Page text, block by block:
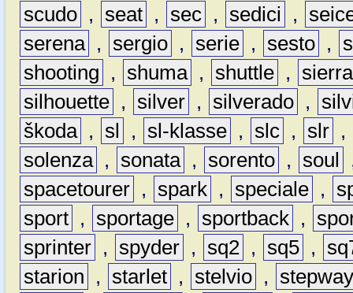
scudo , seat , sec , sedici ,
serena , sergio , serie , sesto ,
shooting
, shuma , shuttle ,
sierra
silhouette , silver , silverado ,
škoda , sl , sl-klasse , slc , slr ,
solenza , sonata , sorento , soul
spacetourer , spark , speciale ,
sport , sportage , sportback ,
sprinter , spyder , sq2 , sq5 ,
starion
, starlet , stelvio ,